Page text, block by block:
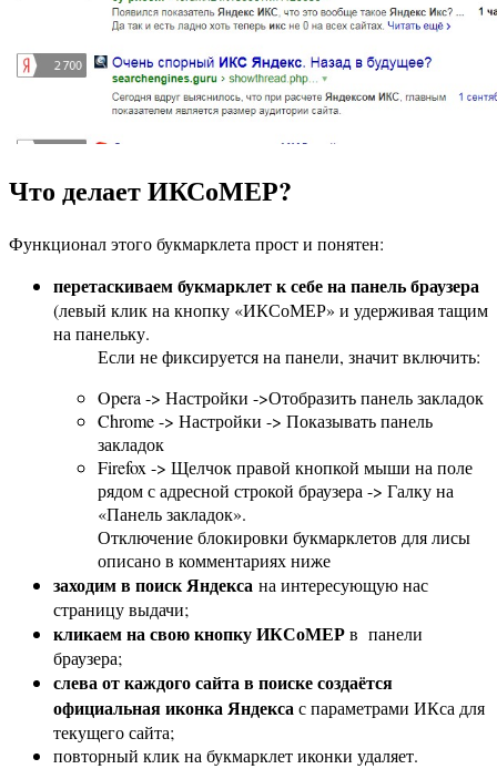
Что делает ИКСоМЕР?
Функционал этого букмарклета прост и понятен:
перетаскиваем букмарклет к себе на панель браузера
(левый клик на кнопку «ИКСоМЕР» и удерживая тащим
на панельку.
Если не фиксируется на панели, значит включить:
Opera -> Настройки ->Отобразить панель закладок
Chrome -> Настройки -> Показывать панель
закладок
Firefox -> Щелчок правой кнопкой мыши на поле
рядом с адресной строкой браузера -> Галку на
«Панель закладок».
Отключение блокировки букмарклетов для лисы
описано в комментариях ниже
заходим в поиск Яндекса на интересующую нас
страницу выдачи;
кликаем на свою кнопку ИКСоМЕРв панели
браузера;
слева от каждого сайта в поиске создаётся
официальная иконка Яндексас параметрами ИКса для
текущего сайта;
повторный клик на букмарклет иконки удаляет.